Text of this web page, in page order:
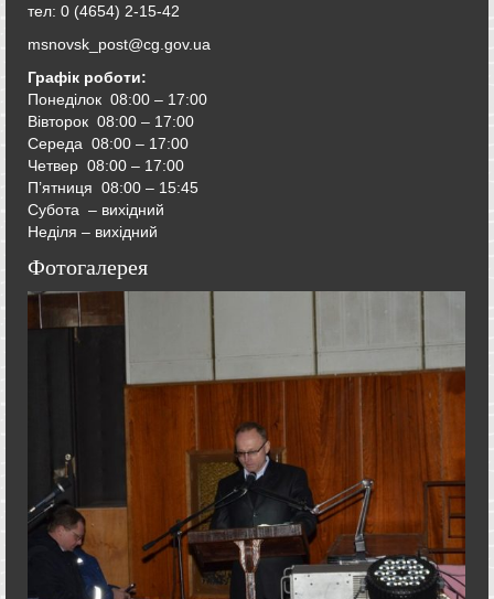
тел: 0 (4654) 2-15-42
msnovsk_post@cg.gov.ua
Графік роботи:
Понеділок 08:00 – 17:00
Вівторок 08:00 – 17:00
Середа 08:00 – 17:00
Четвер 08:00 – 17:00
П’ятниця 08:00 – 15:45
Субота – вихідний
Неділя – вихідний
Фотогалерея